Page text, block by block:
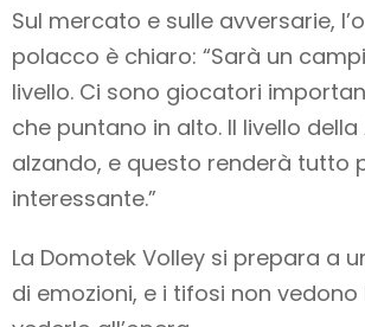
Sul mercato e sulle avversarie,
polacco è chiaro: “Sarà un
livello. Ci sono giocatori
che puntano in alto. Il livello della
alzando, e questo renderà tutto
interessante.”
La Domotek Volley si prepara a
di emozioni, e i tifosi non vedono